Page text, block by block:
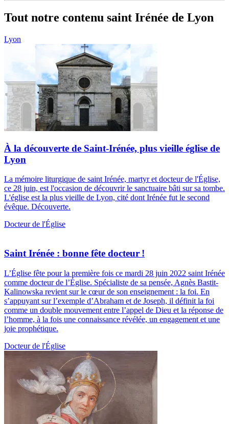
Tout notre contenu saint Irénée de Lyon
Lyon
À la découverte de Saint-Irénée, plus vieille église de
Lyon
La mémoire liturgique de saint Irénée, martyr et docteur de l'Église,
ce 28 juin, est l'occasion de découvrir le sanctuaire bâti sur sa tombe.
L'église est la plus vieille de Lyon, cité dont Irénée fut le second
évêque. Découverte.
Docteur de l'Église
Saint Irénée : bonne fête docteur !
L’Église fête pour la première fois ce mardi 28 juin 2022 saint Irénée
comme docteur de l’Église. Spécialiste de sa pensée, Agnès Bastit-
Kalinowska revient sur le cœur de son enseignement : la foi. En
s’appuyant sur l’exemple d’Abraham et de Joseph, il définit la foi
comme un double mouvement entre l’appel de Dieu et la réponse de
l’homme, à la fois une connaissance révélée, un engagement et une
joie prophétique.
Docteur de l'Église